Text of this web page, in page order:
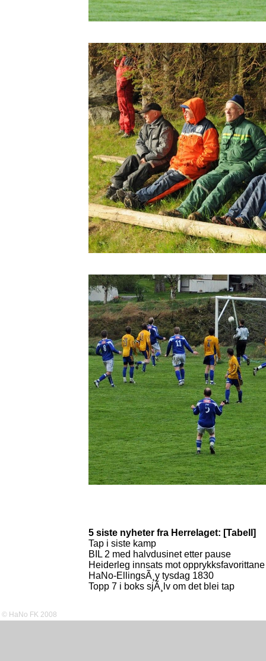
5 siste nyheter fra Herrelaget: [Tabell]
Tap i siste kamp
BIL 2 med halvdusinet etter pause
Heiderleg innsats mot
HaNo-EllingsÃ¸y tysdag 1830
Topp 7 i boks sjÃ¸lv om det blei tap
© HaNo FK 2008